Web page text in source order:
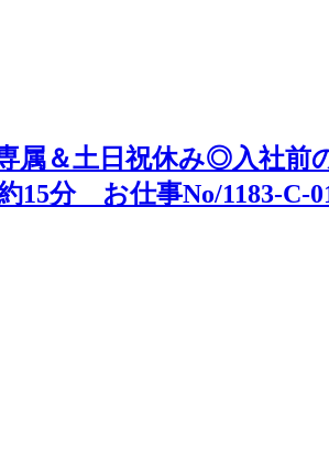
属＆土日祝休み◎入社
15分 お仕事No/1183-C-